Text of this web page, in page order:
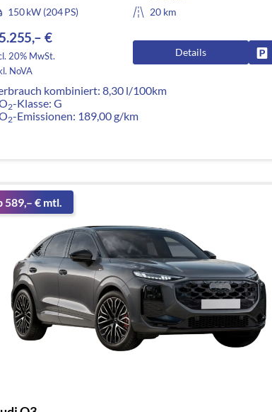
150 kW (204 PS)
20 km
€
20% MwSt.
NoVA
Details
kombiniert:8,30 l/100km
2-Klasse: G
2-Emissionen: 189,00 g/km
589,– € mtl.